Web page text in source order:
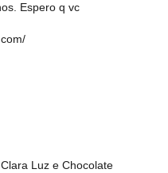
Espero q vc
Luz e Chocolate